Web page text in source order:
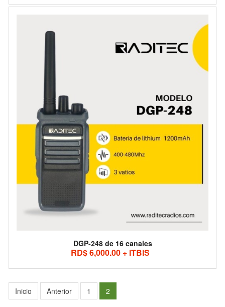
DGP-248 de 16 canales
RD$ 6,000.00 + ITBIS
Inicio Anterior 1 2